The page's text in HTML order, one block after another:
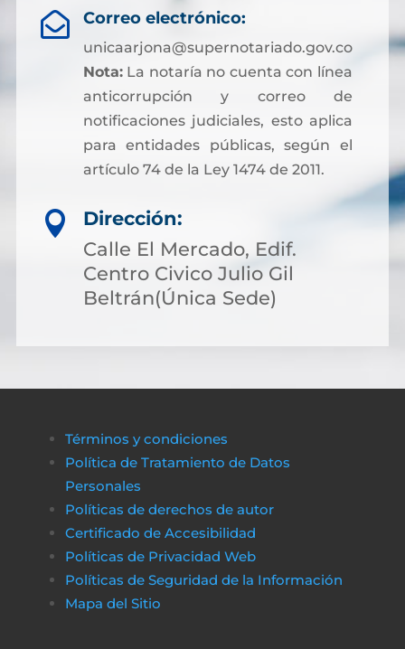
 Correo electrónico:
unicaarjona@supernotariado.gov.co
Nota:La notaría no cuenta con línea
anticorrupción y correo de
notificaciones judiciales, esto aplica
para entidades públicas, según el
artículo 74 de la Ley 1474 de 2011.

Dirección:
Calle El Mercado, Edif.
Centro Civico Julio Gil
Beltrán(Única Sede)
Términos y condiciones
Política de Tratamiento de Datos
Personales
Políticas de derechos de autor
Certificado de Accesibilidad
Políticas de Privacidad Web
Políticas de Seguridad de la Información
Mapa del Sitio